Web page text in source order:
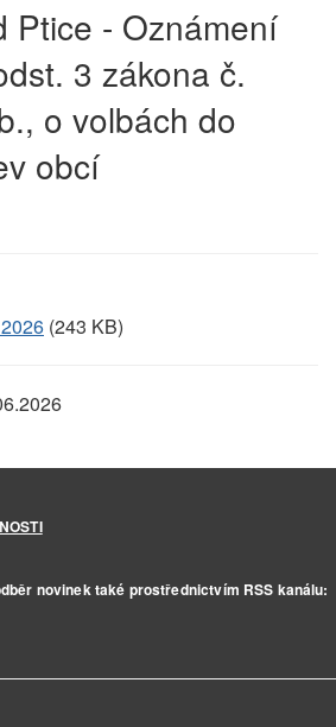
Ptice - Oznámení
3 zákona č.
o volbách do
obcí
(243 KB)
novinek také prostřednictvím RSS kanálu: